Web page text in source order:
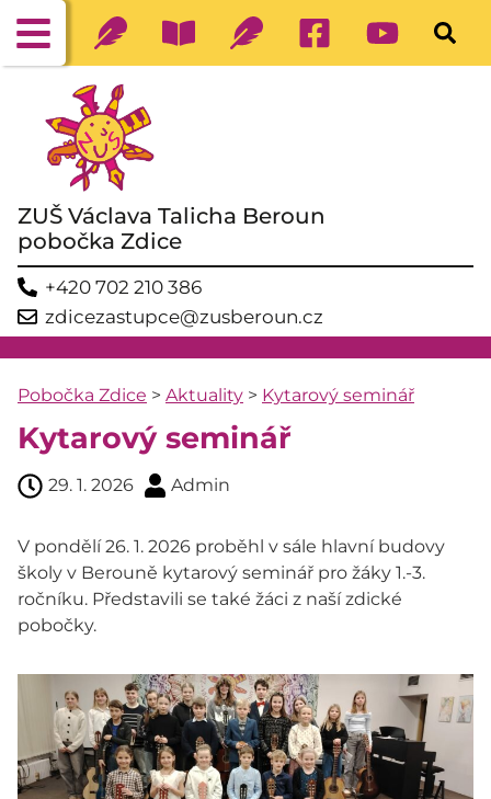
ZUŠ Václava Talicha Beroun
pobočka Zdice
+420 702 210 386
zdicezastupce@zusberoun.cz
Pobočka Zdice > Aktuality > Kytarový seminář
Kytarový seminář
29. 1. 2026 Admin
V pondělí 26. 1. 2026 proběhl v sále hlavní budovy
školy v Berouně kytarový seminář pro žáky 1.-3.
ročníku. Představili se také žáci z naší zdické
pobočky.